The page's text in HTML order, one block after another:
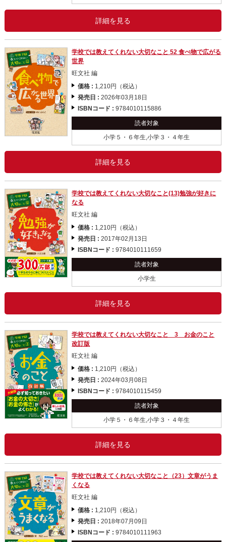
詳細を見る
学校では教えてくれない大切なこと 52 食べ物で広がる
世界
旺文社 編
価格 : 1,210円（税込）
発売日 :2026年03月18日
ISBNコード :9784010115886
読者対象
小学５・６年生,小学３・４年生
詳細を見る
学校では教えてくれない大切なこと(13)勉強が好きに
なる
旺文社 編
価格 : 1,210円（税込）
発売日 :2017年02月13日
ISBNコード :9784010111659
読者対象
小学生
詳細を見る
学校では教えてくれない大切なこと 3 お金のこと
改訂版
旺文社 編
価格 : 1,210円（税込）
発売日 :2024年03月08日
ISBNコード :9784010115459
読者対象
小学５・６年生,小学３・４年生
詳細を見る
学校では教えてくれない大切なこと（23）文章がうま
くなる
旺文社 編
価格 : 1,210円（税込）
発売日 :2018年07月09日
ISBNコード :9784010111963